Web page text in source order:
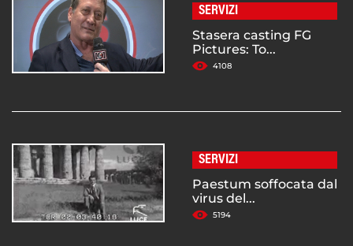
SERVIZI
Stasera casting FG
Pictures: To...
4108
SERVIZI
Paestum soffocata dal
virus del...
5194